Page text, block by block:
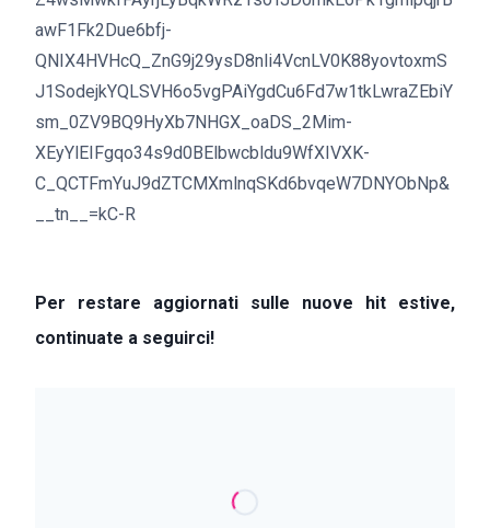
awF1Fk2Due6bfj-
QNIX4HVHcQ_ZnG9j29ysD8nli4VcnLV0K88yovtoxmS
J1SodejkYQLSVH6o5vgPAiYgdCu6Fd7w1tkLwraZEbiY
sm_0ZV9BQ9HyXb7NHGX_oaDS_2Mim-
XEyYlEIFgqo34s9d0BElbwcbldu9WfXIVXK-
C_QCTFmYuJ9dZTCMXmlnqSKd6bvqeW7DNYObNp&
__tn__=kC-R
Per restare aggiornati sulle nuove hit estive,
continuate a seguirci!